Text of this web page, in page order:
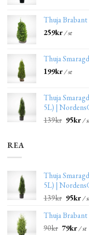
Thuja
259kr/ st
Thuja
199kr/ st
Thuja
5L) |
139kr 95kr/
REA
Thuja
5L) |
139kr 95kr/
Thuja
90kr 79kr/ st